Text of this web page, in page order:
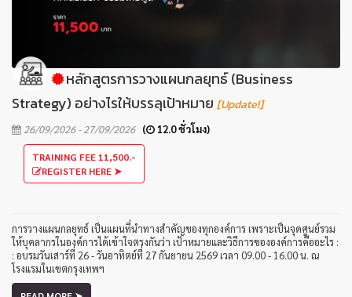
หลักสูตรการวางแผนกลยุทธ์ (Business
Strategy) อย่างไรให้บรรลุเป้าหมาย [Update!]
26/09/2026 - 27/09/2026 ( 12.0 ชั่วโมง)
TRAINING FEE 11,500.-
REGISTER HERE ➤
การวางแผนกลยุทธ์ เป็นแผนที่นำทางสำคัญของทุกองค์การ เพราะเป็นจุดศูนย์รวม
ให้บุคลากรในองค์การได้เข้าใจตรงกันว่า เป้าหมายและวิธีการขององค์การคืออะไร :
: อบรมวันเสาร์ที่ 26 - วันอาทิตย์ที่ 27 กันยายน 2569 เวลา 09.00 - 16.00 น. ณ
โรงแรมในเขตกรุงเทพฯ